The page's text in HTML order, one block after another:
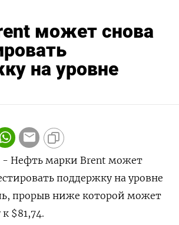
может снова
на уровне
- Нефть марки Brent может
поддержку на уровне
прорыв ниже которой может
$81,74.